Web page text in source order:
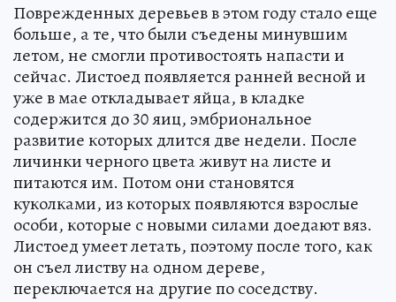
Поврежденных деревьев в этом году стало еще
больше, а те, что были съедены минувшим
летом, не смогли противостоять напасти и
сейчас. Листоед появляется ранней весной и
уже в мае откладывает яйца, в кладке
содержится до 30 яиц, эмбриональное
развитие которых длится две недели. После
личинки черного цвета живут на листе и
питаются им. Потом они становятся
куколками, из которых появляются взрослые
особи, которые с новыми силами доедают вяз.
Листоед умеет летать, поэтому после того, как
он съел листву на одном дереве,
переключается на другие по соседству.